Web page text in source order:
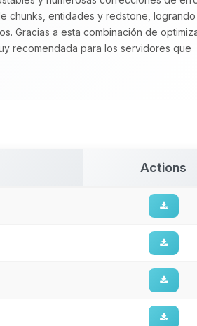
chunks, entidades y redstone, logrando
Gracias a esta combinación de
recomendada para los servidores que
Actions